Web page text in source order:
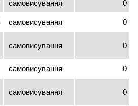
самовисування 0
самовисування 0
самовисування 0
самовисування 0
самовисування 0